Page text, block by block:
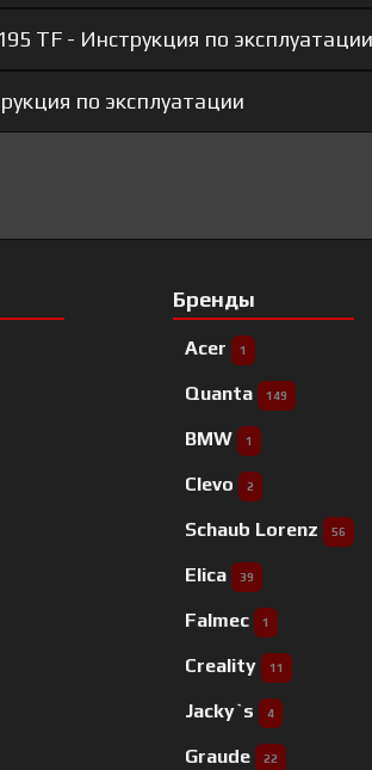
TF - Инструкция по эксплуатации
по эксплуатации
Бренды
Acer 1
Quanta 149
BMW 1
Clevo 2
Schaub Lorenz 56
Elica 39
Falmec 1
Creality 11
Jacky`s 4
Graude 22